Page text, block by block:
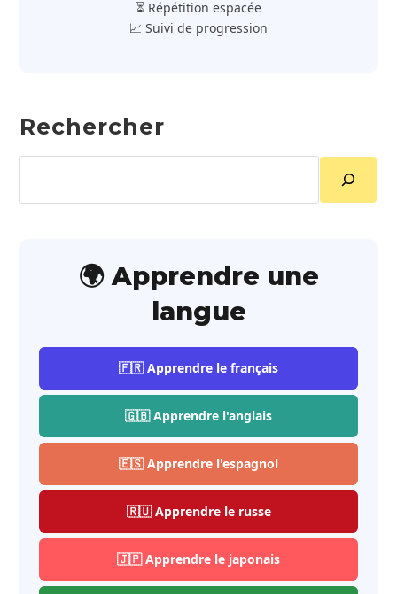
⏳ Répétition espacée
📈 Suivi de progression
Rechercher
🌍 Apprendre une
langue
🇫🇷 Apprendre le français
🇬🇧 Apprendre l'anglais
🇪🇸 Apprendre l'espagnol
🇷🇺 Apprendre le russe
🇯🇵 Apprendre le japonais